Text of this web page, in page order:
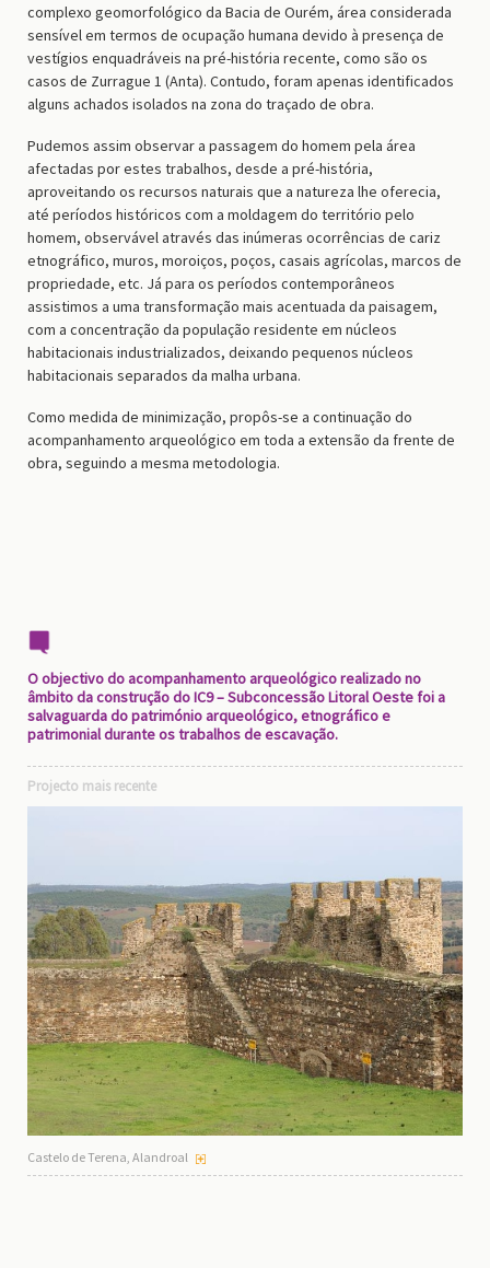
complexo geomorfológico da Bacia de Ourém, área considerada
sensível em termos de ocupação humana devido à presença de
vestígios enquadráveis na pré-história recente, como são os
casos de Zurrague 1 (Anta). Contudo, foram apenas identificados
alguns achados isolados na zona do traçado de obra.
Pudemos assim observar a passagem do homem pela área
afectadas por estes trabalhos, desde a pré-história,
aproveitando os recursos naturais que a natureza lhe oferecia,
até períodos históricos com a moldagem do território pelo
homem, observável através das inúmeras ocorrências de cariz
etnográfico, muros, moroiços, poços, casais agrícolas, marcos de
propriedade, etc. Já para os períodos contemporâneos
assistimos a uma transformação mais acentuada da paisagem,
com a concentração da população residente em núcleos
habitacionais industrializados, deixando pequenos núcleos
habitacionais separados da malha urbana.
Como medida de minimização, propôs-se a continuação do
acompanhamento arqueológico em toda a extensão da frente de
obra, seguindo a mesma metodologia.
O objectivo do acompanhamento arqueológico realizado no
âmbito da construção do IC9 – Subconcessão Litoral Oeste foi a
salvaguarda do património arqueológico, etnográfico e
patrimonial durante os trabalhos de escavação.
Projecto mais recente
Castelo de Terena, Alandroal